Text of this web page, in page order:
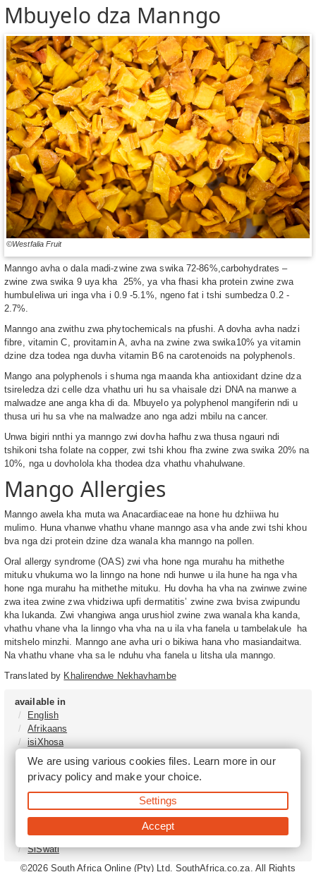
Mbuyelo dza Manngo
©Westfalia Fruit
Manngo avha o dala madi-zwine zwa swika 72-86%,carbohydrates –
zwine zwa swika 9 uya kha 25%, ya vha fhasi kha protein zwine zwa
humbuleliwa uri inga vha i 0.9 -5.1%, ngeno fat i tshi sumbedza 0.2 -
2.7%.
Manngo ana zwithu zwa phytochemicals na pfushi. A dovha avha nadzi
fibre, vitamin C, provitamin A, avha na zwine zwa swika10% ya vitamin
dzine dza todea nga duvha vitamin B6 na carotenoids na polyphenols.
Mango ana polyphenols i shuma nga maanda kha antioxidant dzine dza
tsireledza dzi celle dza vhathu uri hu sa vhaisale dzi DNA na manwe a
malwadze ane anga kha di da. Mbuyelo ya polyphenol mangiferin ndi u
thusa uri hu sa vhe na malwadze ano nga adzi mbilu na cancer.
Unwa bigiri nnthi ya manngo zwi dovha hafhu zwa thusa ngauri ndi
tshikoni tsha folate na copper, zwi tshi khou fha zwine zwa swika 20% na
10%, nga u dovholola kha thodea dza vhathu vhahulwane.
Mango Allergies
Manngo awela kha muta wa Anacardiaceae na hone hu dzhiiwa hu
mulimo. Huna vhanwe vhathu vhane manngo asa vha ande zwi tshi khou
bva nga dzi protein dzine dza wanala kha manngo na pollen.
Oral allergy syndrome (OAS) zwi vha hone nga murahu ha mithethe
mituku vhukuma wo la linngo na hone ndi hunwe u ila hune ha nga vha
hone nga murahu ha mithethe mituku. Hu dovha ha vha na zwinwe zwine
zwa itea zwine zwa vhidziwa upfi dermatitis’ zwine zwa bvisa zwipundu
kha lukanda. Zwi vhangiwa anga urushiol zwine zwa wanala kha kanda,
vhathu vhane vha la linngo vha vha na u ila vha fanela u tambelakule ha
mitshelo minzhi. Manngo ane avha uri o bikiwa hana vho masiandaitwa.
Na vhathu vhane vha sa le nduhu vha fanela u litsha ula manngo.
Translated by Khalirendwe Nekhavhambe
available in
English
Afrikaans
isiXhosa
isiZulu
Tshivenḓa
Sepedi
isiNdebele
Setswana
SiSwati
©2026 South Africa Online (Pty) Ltd. SouthAfrica.co.za. All Rights
We are using various cookies files. Learn more in our
privacy policyand make your choice.
Settings
Accept